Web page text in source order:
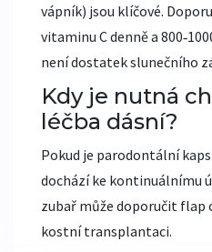
vápník) jsou klíčové.
vitaminu C denně a
není dostatek slunečního
Kdy je nutná
léčba dásní?
Pokud je parodontální
dochází ke kontinuálnímu
zubař může doporučit flap
kostní transplantaci.